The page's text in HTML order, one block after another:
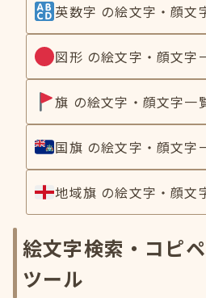
英数字 の絵文字・顔文
図形 の絵文字・顔文字
旗 の絵文字・顔文字一
国旗 の絵文字・顔文字
地域旗 の絵文字・顔文
絵文字検索・コピ
ツール